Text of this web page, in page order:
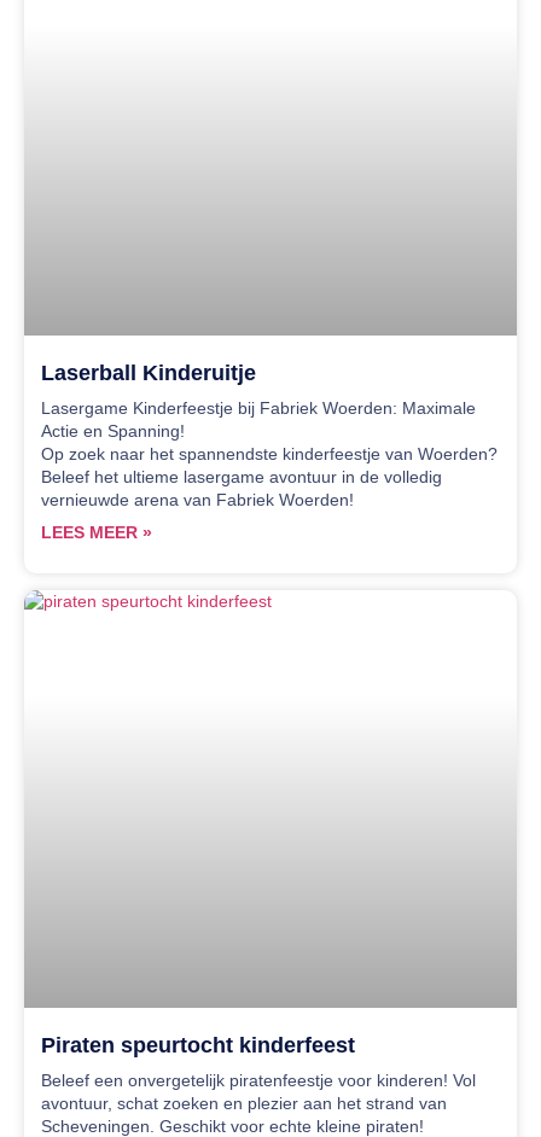
Laserball Kinderuitje
Lasergame Kinderfeestje bij Fabriek Woerden: Maximale
Actie en Spanning!
Op zoek naar het spannendste kinderfeestje van Woerden?
Beleef het ultieme lasergame avontuur in de volledig
vernieuwde arena van Fabriek Woerden!
LEES MEER »
Piraten speurtocht kinderfeest
Beleef een onvergetelijk piratenfeestje voor kinderen! Vol
avontuur, schat zoeken en plezier aan het strand van
Scheveningen. Geschikt voor echte kleine piraten!